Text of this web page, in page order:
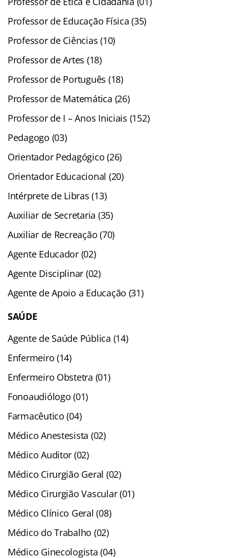
Professor de Educação Física (35)
Professor de Ciências (10)
Professor de Artes (18)
Professor de Português (18)
Professor de Matemática (26)
Professor de I – Anos Iniciais (152)
Pedagogo (03)
Orientador Pedagógico (26)
Orientador Educacional (20)
Intérprete de Libras (13)
Auxiliar de Secretaria (35)
Auxiliar de Recreação (70)
Agente Educador (02)
Agente Disciplinar (02)
Agente de Apoio a Educação (31)
SAÚDE
Agente de Saúde Pública (14)
Enfermeiro (14)
Enfermeiro Obstetra (01)
Fonoaudiólogo (01)
Farmacêutico (04)
Médico Anestesista (02)
Médico Auditor (02)
Médico Cirurgião Geral (02)
Médico Cirurgião Vascular (01)
Médico Clínico Geral (08)
Médico do Trabalho (02)
Médico Ginecologista (04)